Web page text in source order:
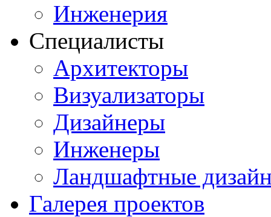
Инженерия
Специалисты
Архитекторы
Визуализаторы
Дизайнеры
Инженеры
Ландшафтные
Галерея проектов